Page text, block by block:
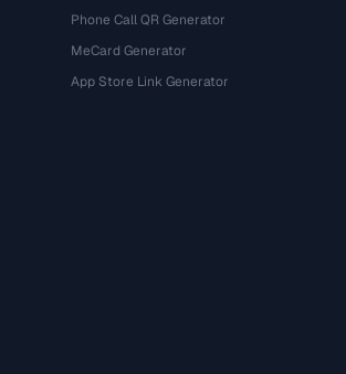
Phone Call QR Generator
MeCard Generator
App Store Link Generator